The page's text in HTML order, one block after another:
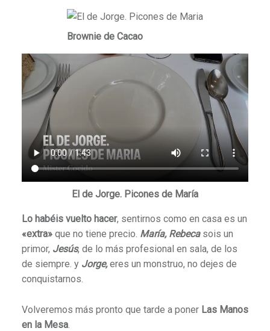
Brownie de Cacao
El de Jorge. Picones de María
Lo habéis vuelto hacer, sentirnos como en casa es un
«extra»que no tiene precio. María, Rebecasois un
primor, Jesús, de lo más profesional en sala, de los
de siempre. y Jorge,eres un monstruo, no dejes de
conquistarnos.
Volveremos más pronto que tarde a poner Las Manos
en la Mesa.